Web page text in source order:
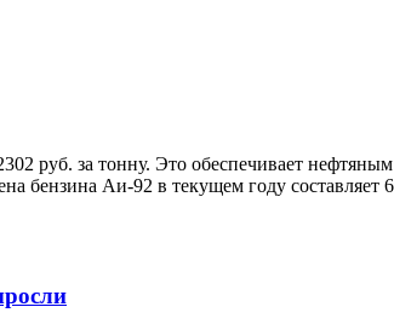
руб. за тонну. Это обеспечивает
бензина Аи-92 в текущем году составляет